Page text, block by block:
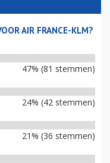
AIR FRANCE-KLM?
47% (81 stemmen)
24% (42 stemmen)
21% (36 stemmen)